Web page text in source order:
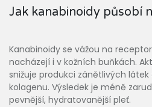
Jak kanabinoidy působí
Kanabinoidy se vážou na
nacházejí i v kožních buňkách.
snižuje produkci zánětlivých
kolagenu. Výsledek je méně
pevnější, hydratovanější pleť.